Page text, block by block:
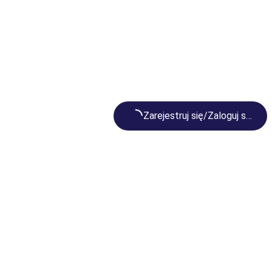
Loading...
Zarejestruj się/Zaloguj się